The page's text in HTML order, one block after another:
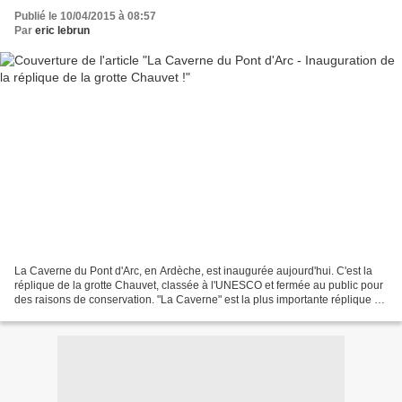
Publié le 10/04/2015 à 08:57
Par eric lebrun
La Caverne du Pont d'Arc, en Ardèche, est inaugurée aujourd'hui. C'est la
réplique de la grotte Chauvet, classée à l'UNESCO et fermée au public pour
des raisons de conservation. "La Caverne" est la plus importante réplique au